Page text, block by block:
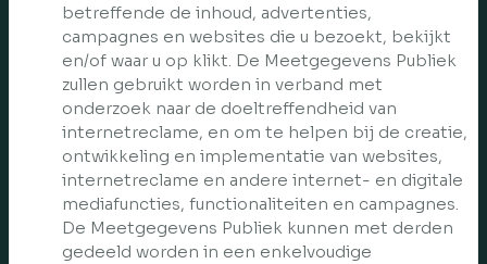
betreffende de inhoud, advertenties,
campagnes en websites die u bezoekt, bekijkt
en/of waar u op klikt. De Meetgegevens Publiek
zullen gebruikt worden in verband met
onderzoek naar de doeltreffendheid van
internetreclame, en om te helpen bij de creatie,
ontwikkeling en implementatie van websites,
internetreclame en andere internet- en digitale
mediafuncties, functionaliteiten en campagnes.
De Meetgegevens Publiek kunnen met derden
gedeeld worden in een enkelvoudige